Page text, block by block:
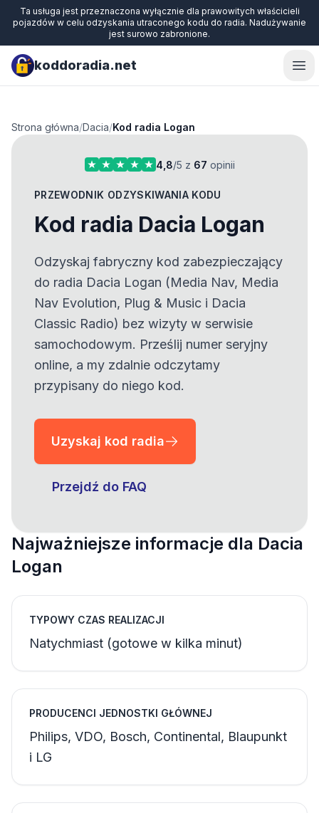
Ta usługa jest przeznaczona wyłącznie dla prawowitych właścicieli
pojazdów w celu odzyskania utraconego kodu do radia. Nadużywanie
jest surowo zabronione.
koddoradia.net
Strona główna/Dacia/Kod radia Logan
4,8/5 z 67 opinii
PRZEWODNIK ODZYSKIWANIA KODU
Kod radia Dacia Logan
Odzyskaj fabryczny kod zabezpieczający
do radia Dacia Logan (Media Nav, Media
Nav Evolution, Plug & Music i Dacia
Classic Radio) bez wizyty w serwisie
samochodowym. Prześlij numer seryjny
online, a my zdalnie odczytamy
przypisany do niego kod.
Uzyskaj kod radia
Przejdź do FAQ
Najważniejsze informacje dla Dacia
Logan
TYPOWY CZAS REALIZACJI
Natychmiast (gotowe w kilka minut)
PRODUCENCI JEDNOSTKI GŁÓWNEJ
Philips, VDO, Bosch, Continental, Blaupunkt
i LG